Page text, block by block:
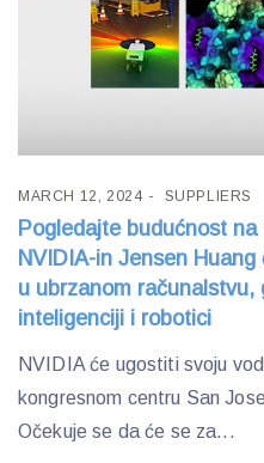
MARCH 12, 2024 SUPPLIERS
Pogledajte budućnost
NVIDIA-in Jensen
u ubrzanom
inteligenciji i robotici
NVIDIA će ugostiti svoju
kongresnom centru San
Očekuje se da će se za...